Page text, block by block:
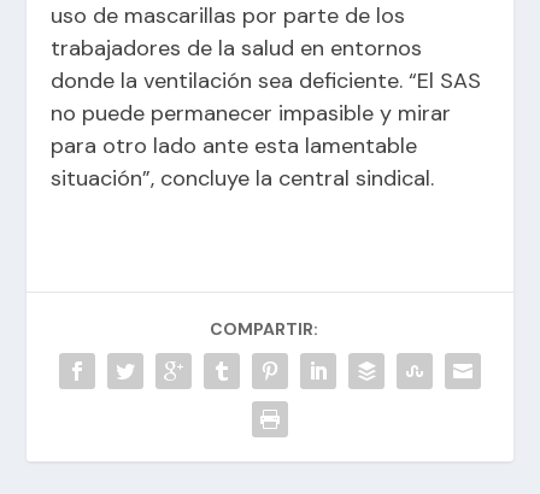
uso de mascarillas por parte de los
trabajadores de la salud en entornos
donde la ventilación sea deficiente. “El SAS
no puede permanecer impasible y mirar
para otro lado ante esta lamentable
situación”, concluye la central sindical.
COMPARTIR: